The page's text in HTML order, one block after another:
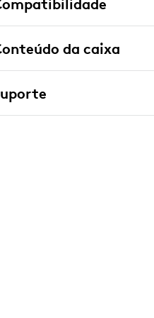
da caixa